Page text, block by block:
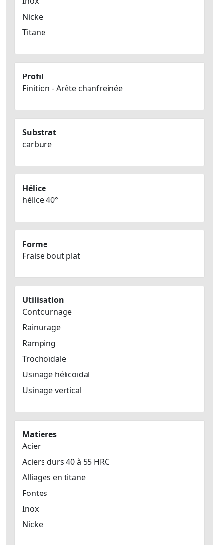
Nickel
Titane
Profil
Finition - Arête chanfreinée
Substrat
carbure
Hélice
hélice 40°
Forme
Fraise bout plat
Utilisation
Contournage
Rainurage
Ramping
Trochoïdale
Usinage hélicoïdal
Usinage vertical
Matieres
Acier
Aciers durs 40 à 55 HRC
Alliages en titane
Fontes
Inox
Nickel